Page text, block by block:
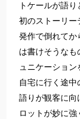
トケールが語
初のストーリー
発作で倒れてか
は書けそうなも
ュニケーショ
自宅に行く途中
語りが観客に向
ロットが妙に